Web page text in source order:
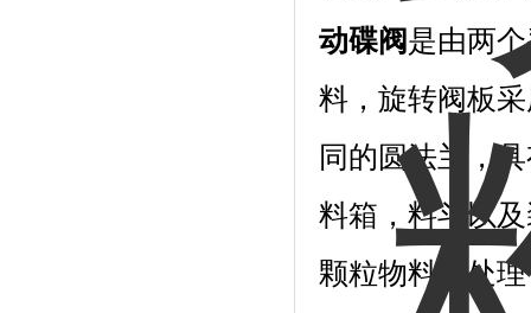
动碟阀是由两
料，旋转阀板
同的圆法兰，
料箱，料斗以
颗粒物料的处